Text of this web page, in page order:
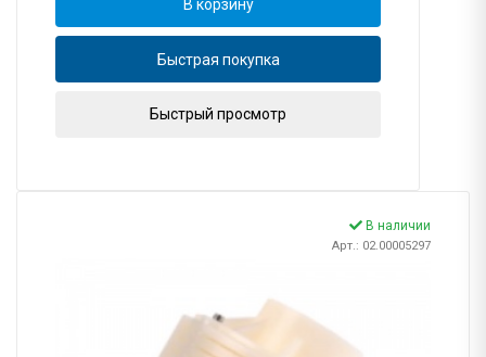
В корзину
Быстрая покупка
Быстрый просмотр
В наличии
Арт.: 02.00005297